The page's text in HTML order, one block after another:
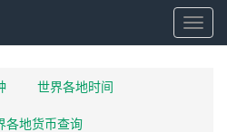
世界各地时间
各地货币查询